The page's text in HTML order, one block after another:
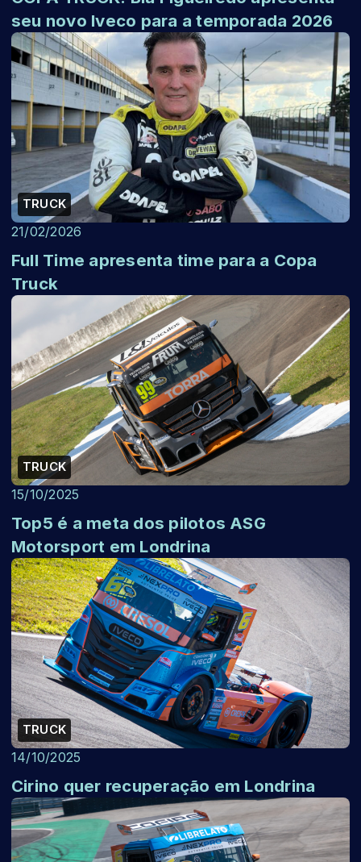
seu novo Iveco para a temporada 2026
TRUCK
21/02/2026
Full Time apresenta time para a Copa
Truck
TRUCK
15/10/2025
Top5 é a meta dos pilotos ASG
Motorsport em Londrina
TRUCK
14/10/2025
Cirino quer recuperação em Londrina